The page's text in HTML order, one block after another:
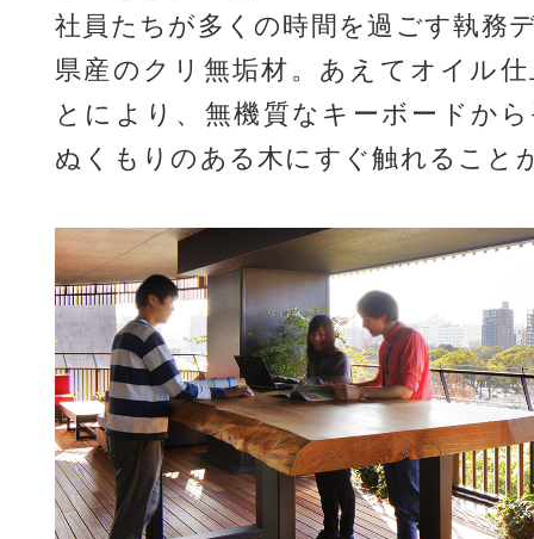
社員たちが多くの時間を過ごす執務
県産のクリ無垢材。あえてオイル
とにより、無機質なキーボードか
ぬくもりのある木にすぐ触れること